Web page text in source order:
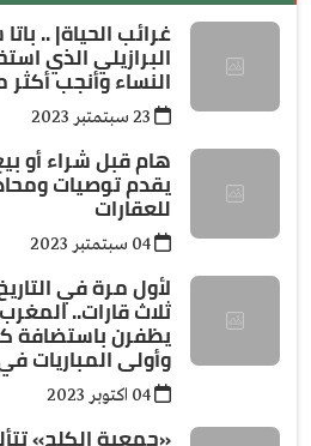
غرائب الحياة| ..
البرازيلي الذي
النساء وأنجب أكثر من
هام قبل شراء أو
يقدم توصيات
للعقارات
ثلاث قارات..
وأولى المباريات